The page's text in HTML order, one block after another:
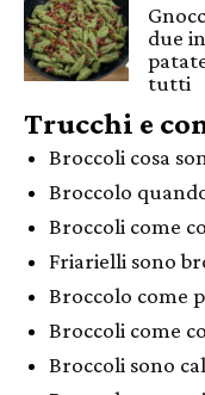
due
tutti
Trucchi e
Broccoli cosa
Broccolo
Broccoli come
Friarielli sono
Broccolo come
Broccoli come
Broccoli sono